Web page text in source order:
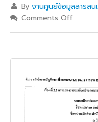
Byงานศูนย์ข้อมูลสารสน
Comments Off